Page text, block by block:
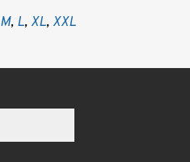
M, L, XL, XXL